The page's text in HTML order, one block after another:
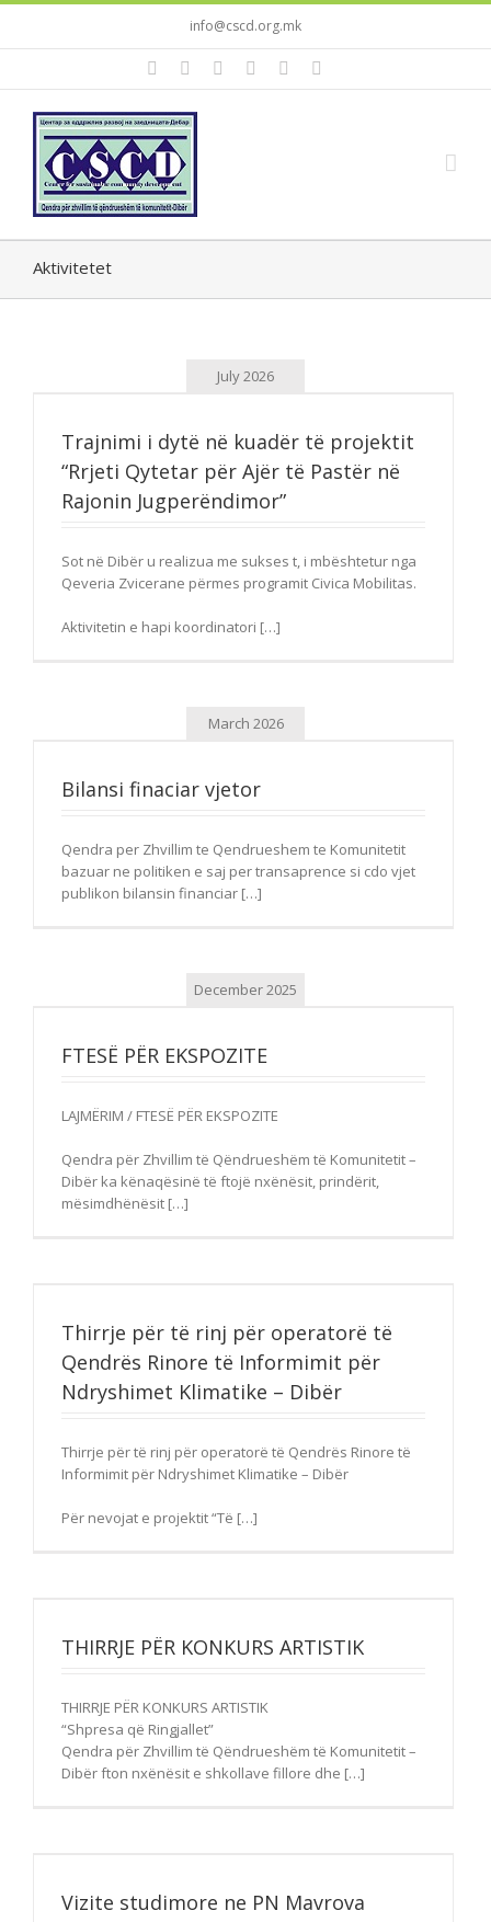
info@cscd.org.mk
Aktivitetet
July 2026
Trajnimi i dytë në kuadër të projektit
“Rrjeti Qytetar për Ajër të Pastër në
Rajonin Jugperëndimor”
Sot në Dibër u realizua me sukses t, i mbështetur nga
Qeveria Zvicerane përmes programit Civica Mobilitas.
Aktivitetin e hapi koordinatori […]
March 2026
Bilansi finaciar vjetor
Qendra per Zhvillim te Qendrueshem te Komunitetit
bazuar ne politiken e saj per transaprence si cdo vjet
publikon bilansin financiar […]
December 2025
FTESË PËR EKSPOZITE
LAJMËRIM / FTESË PËR EKSPOZITE
Qendra për Zhvillim të Qëndrueshëm të Komunitetit –
Dibër ka kënaqësinë të ftojë nxënësit, prindërit,
mësimdhënësit […]
Thirrje për të rinj për operatorë të
Qendrës Rinore të Informimit për
Ndryshimet Klimatike – Dibër
Thirrje për të rinj për operatorë të Qendrës Rinore të
Informimit për Ndryshimet Klimatike – Dibër
Për nevojat e projektit “Të […]
THIRRJE PËR KONKURS ARTISTIK
THIRRJE PËR KONKURS ARTISTIK
“Shpresa që Ringjallet”
Qendra për Zhvillim të Qëndrueshëm të Komunitetit –
Dibër fton nxënësit e shkollave fillore dhe […]
Vizite studimore ne PN Mavrova